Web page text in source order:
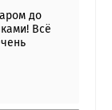
до
Всё